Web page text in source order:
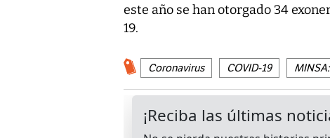
este año se han otorgado 34
19.
Coronavirus COVID-19